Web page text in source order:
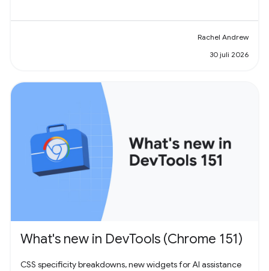
Rachel Andrew
30 juli 2026
What's new in DevTools (Chrome 151)
CSS specificity breakdowns, new widgets for AI assistance